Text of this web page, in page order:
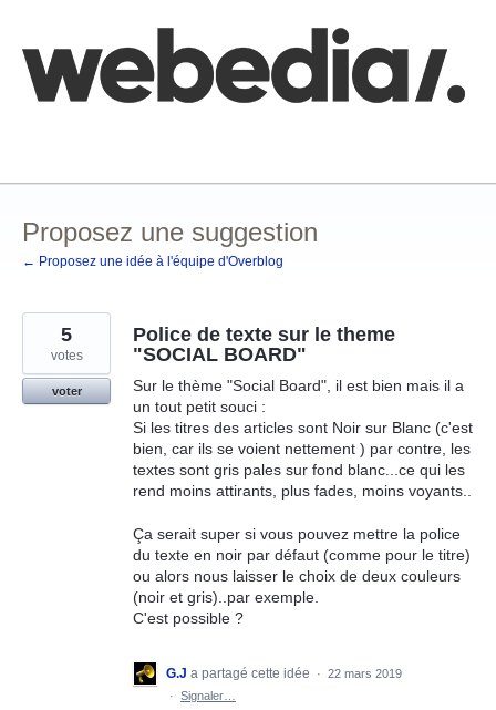
contenu
Proposez une suggestion
← Proposez une idée à l'équipe d'Overblog
Police de texte sur le theme
"SOCIAL BOARD"
Sur le thème "Social Board", il est bien mais il a
un tout petit souci :
Si les titres des articles sont Noir sur Blanc (c'est
bien, car ils se voient nettement ) par contre, les
textes sont gris pales sur fond blanc...ce qui les
rend moins attirants, plus fades, moins voyants..
Ça serait super si vous pouvez mettre la police
du texte en noir par défaut (comme pour le titre)
ou alors nous laisser le choix de deux couleurs
(noir et gris)..par exemple.
C'est possible ?
5
votes
voter
G.J a partagé cette idée · 22 mars 2019
· Signaler…